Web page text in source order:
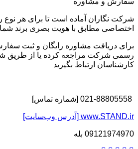
شرکت نگاران آماده است تا برای هر نوع
اختصاصی مطابق با هویت بصری برند
برای دریافت مشاوره رایگان و ثبت
رسمی شرکت مراجعه کرده یا از طریق
کارشناسان ارتباط بگیرید
www.STAND.ir [آدرس وب‌سایت]
09121974970 بله